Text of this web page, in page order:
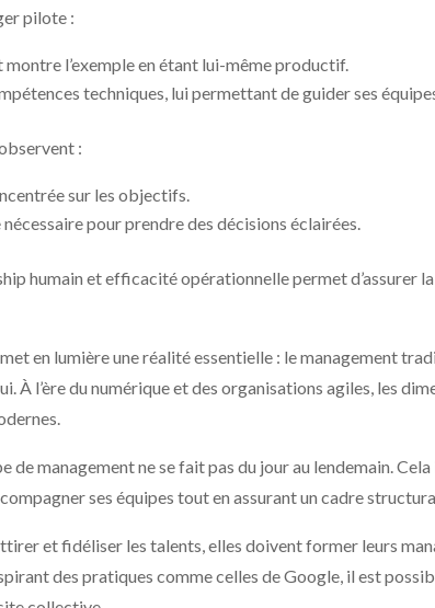
pilote :
l’exemple en étant lui-même productif.
techniques, lui permettant de guider ses
:
sur les objectifs.
pour prendre des décisions éclairées.
humain et efficacité opérationnelle permet d’assurer
met en lumière une réalité essentielle : le management
À l’ère du numérique et des organisations agiles, les
de management ne se fait pas du jour au lendemain.
ses équipes tout en assurant un cadre
et fidéliser les talents, elles doivent former leurs
des pratiques comme celles de Google, il est